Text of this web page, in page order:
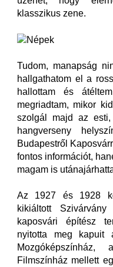
klasszikus zene.
Tudom, manapság
hallgathatom el a
hallottam és
megriadtam, mikor
szolgál majd az
hangverseny
Budapestről
fontos információt,
magam is
Az 1927 és 1928
kikiáltott
kaposvári építész
nyitotta meg kapuit
Filmszínház mellett